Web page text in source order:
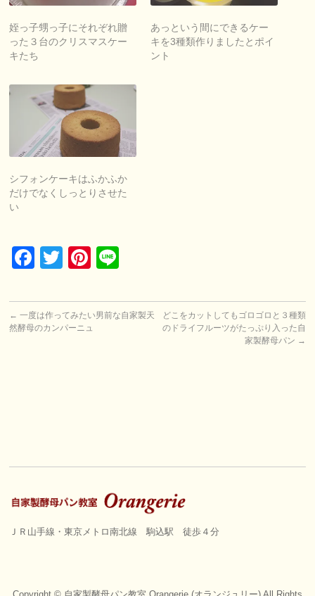
姪っ子甥っ子にそれぞれ贈
った３台のクリスマスケー
キたち
あっという間にできるケー
キを3種類作りましたとポイ
ント
シフォンケーキはふかふか
だけでなくしっとりさせた
い
Facebook
TwitterPinterest
← 一度は作ってみたい男前な自家製天
然酵母のカンパーニュ
どこをカットしてもゴロゴロと３種類
のドライフルーツがたっぷり入った自
家製酵母パン →
ＪＲ山手線・東京メトロ南北線 駒込駅 徒歩４分